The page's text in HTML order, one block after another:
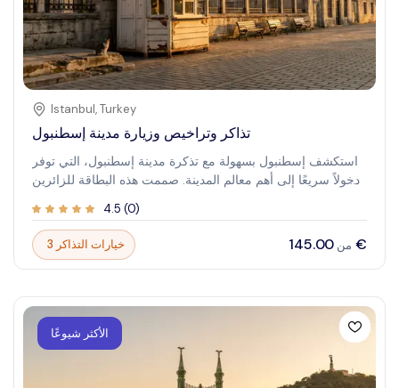
Istanbul,Turkey
تذاكر وتراخيص وزيارة مدينة إسطنبول
استكشف إسطنبول بسهولة مع تذكرة مدينة إسطنبول، التي توفر
دخولاً سريعًا إلى أهم معالم المدينة. صممت هذه البطاقة للزائرين
التاريخية والمتاحف والتجارب في حزمة واحدة سهلة. انغمس في
الثقافة الحيوية والتاريخ الغني لإسطنبول. من الجامع العظيم آيا
صوفيا إلى السوق الكبير المزدحم، استمتع بالإثارة لاكتشاف المعالم
الأيقونية مع توفير الوقت والمال. تجعل بطاقة مدينة إسطنبول
تنظيم يومك بثقة وسهولة.
4.5 (0)
3 خيارات التذاكر من ‏145.00 €
الأكثر شيوعًا